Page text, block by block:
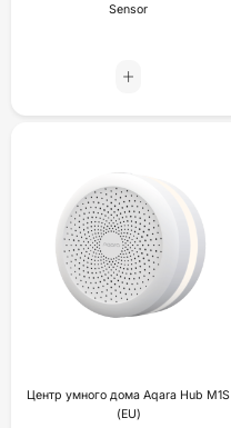
Sensor
Центр умного дома Aqara Hub M1S
(EU)